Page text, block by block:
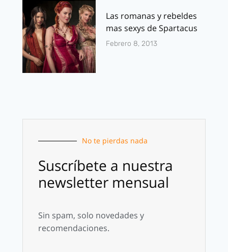
Las romanas y rebeldes
mas sexys de Spartacus
Febrero 8, 2013
No te pierdas nada
Suscríbete a nuestra
newsletter mensual
Sin spam, solo novedades y
recomendaciones.